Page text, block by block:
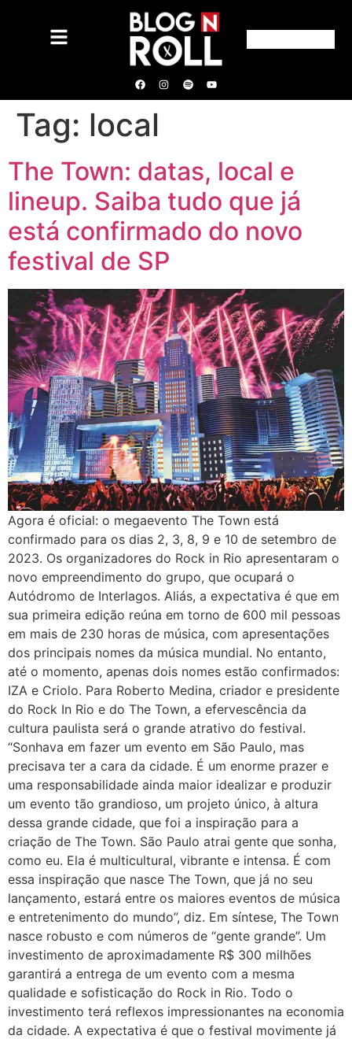
Tag: local
The Town: datas, local e
lineup. Saiba tudo que já
está confirmado do novo
festival de SP
Agora é oficial: o megaevento The Town está
confirmado para os dias 2, 3, 8, 9 e 10 de setembro de
2023. Os organizadores do Rock in Rio apresentaram o
novo empreendimento do grupo, que ocupará o
Autódromo de Interlagos. Aliás, a expectativa é que em
sua primeira edição reúna em torno de 600 mil pessoas
em mais de 230 horas de música, com apresentações
dos principais nomes da música mundial. No entanto,
até o momento, apenas dois nomes estão confirmados:
IZA e Criolo. Para Roberto Medina, criador e presidente
do Rock In Rio e do The Town, a efervescência da
cultura paulista será o grande atrativo do festival.
“Sonhava em fazer um evento em São Paulo, mas
precisava ter a cara da cidade. É um enorme prazer e
uma responsabilidade ainda maior idealizar e produzir
um evento tão grandioso, um projeto único, à altura
dessa grande cidade, que foi a inspiração para a
criação de The Town. São Paulo atrai gente que sonha,
como eu. Ela é multicultural, vibrante e intensa. É com
essa inspiração que nasce The Town, que já no seu
lançamento, estará entre os maiores eventos de música
e entretenimento do mundo”, diz. Em síntese, The Town
nasce robusto e com números de “gente grande”. Um
investimento de aproximadamente R$ 300 milhões
garantirá a entrega de um evento com a mesma
qualidade e sofisticação do Rock in Rio. Todo o
investimento terá reflexos impressionantes na economia
da cidade. A expectativa é que o festival movimente já